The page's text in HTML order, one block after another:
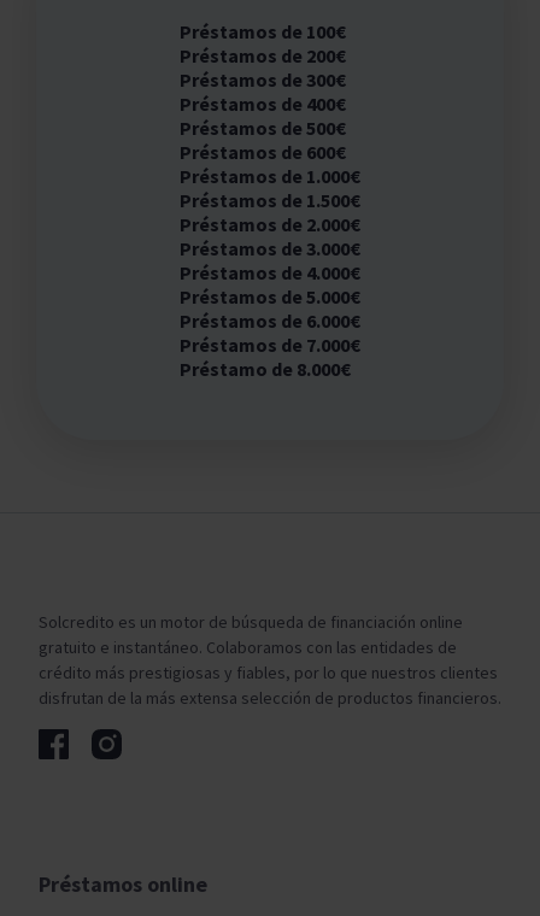
Préstamos de 100€
Préstamos de 200€
Préstamos de 300€
Préstamos de 400€
Préstamos de 500€
Préstamos de 600€
Préstamos de 1.000€
Préstamos de 1.500€
Préstamos de 2.000€
Préstamos de 3.000€
Préstamos de 4.000€
Préstamos de 5.000€
Préstamos de 6.000€
Préstamos de 7.000€
Préstamo de 8.000€
Solcredito es un motor de búsqueda de financiación online
gratuito e instantáneo. Colaboramos con las entidades de
crédito más prestigiosas y fiables, por lo que nuestros clientes
disfrutan de la más extensa selección de productos financieros.
Préstamos online